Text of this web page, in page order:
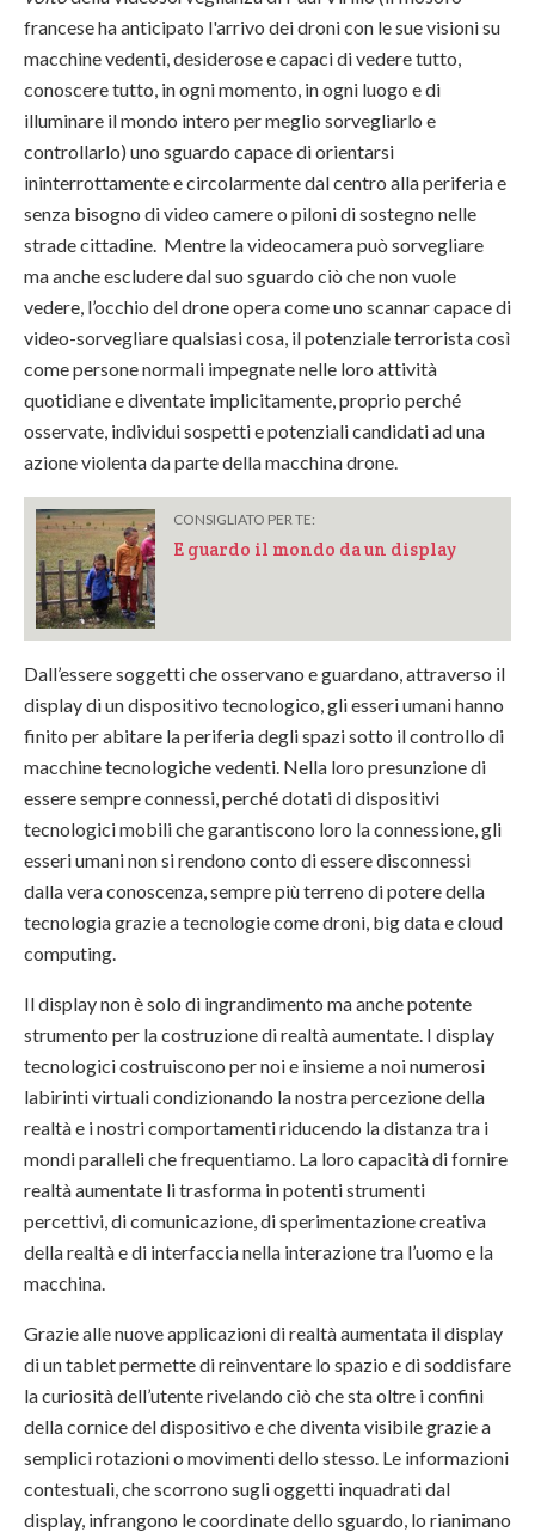
francese ha anticipato l'arrivo dei droni con le sue visioni su
macchine vedenti, desiderose e capaci di vedere tutto,
conoscere tutto, in ogni momento, in ogni luogo e di
illuminare il mondo intero per meglio sorvegliarlo e
controllarlo) uno sguardo capace di orientarsi
ininterrottamente e circolarmente dal centro alla periferia e
senza bisogno di video camere o piloni di sostegno nelle
strade cittadine. Mentre la videocamera può sorvegliare
ma anche escludere dal suo sguardo ciò che non vuole
vedere, l’occhio del drone opera come uno scannar capace di
video-sorvegliare qualsiasi cosa, il potenziale terrorista così
come persone normali impegnate nelle loro attività
quotidiane e diventate implicitamente, proprio perché
osservate, individui sospetti e potenziali candidati ad una
azione violenta da parte della macchina drone.
CONSIGLIATO PER TE:
E guardo il mondo da un display
Dall’essere soggetti che osservano e guardano, attraverso il
display di un dispositivo tecnologico, gli esseri umani hanno
finito per abitare la periferia degli spazi sotto il controllo di
macchine tecnologiche vedenti. Nella loro presunzione di
essere sempre connessi, perché dotati di dispositivi
tecnologici mobili che garantiscono loro la connessione, gli
esseri umani non si rendono conto di essere disconnessi
dalla vera conoscenza, sempre più terreno di potere della
tecnologia grazie a tecnologie come droni, big data e cloud
computing.
Il display non è solo di ingrandimento ma anche potente
strumento per la costruzione di realtà aumentate. I display
tecnologici costruiscono per noi e insieme a noi numerosi
labirinti virtuali condizionando la nostra percezione della
realtà e i nostri comportamenti riducendo la distanza tra i
mondi paralleli che frequentiamo. La loro capacità di fornire
realtà aumentate li trasforma in potenti strumenti
percettivi, di comunicazione, di sperimentazione creativa
della realtà e di interfaccia nella interazione tra l’uomo e la
macchina.
Grazie alle nuove applicazioni di realtà aumentata il display
di un tablet permette di reinventare lo spazio e di soddisfare
la curiosità dell’utente rivelando ciò che sta oltre i confini
della cornice del dispositivo e che diventa visibile grazie a
semplici rotazioni o movimenti dello stesso. Le informazioni
contestuali, che scorrono sugli oggetti inquadrati dal
display, infrangono le coordinate dello sguardo, lo rianimano